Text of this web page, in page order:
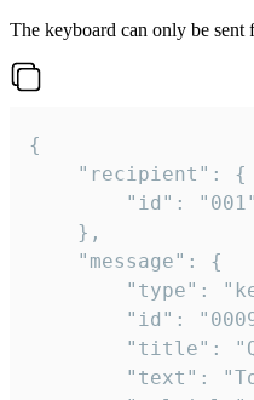
The keyboard can only be sent
{